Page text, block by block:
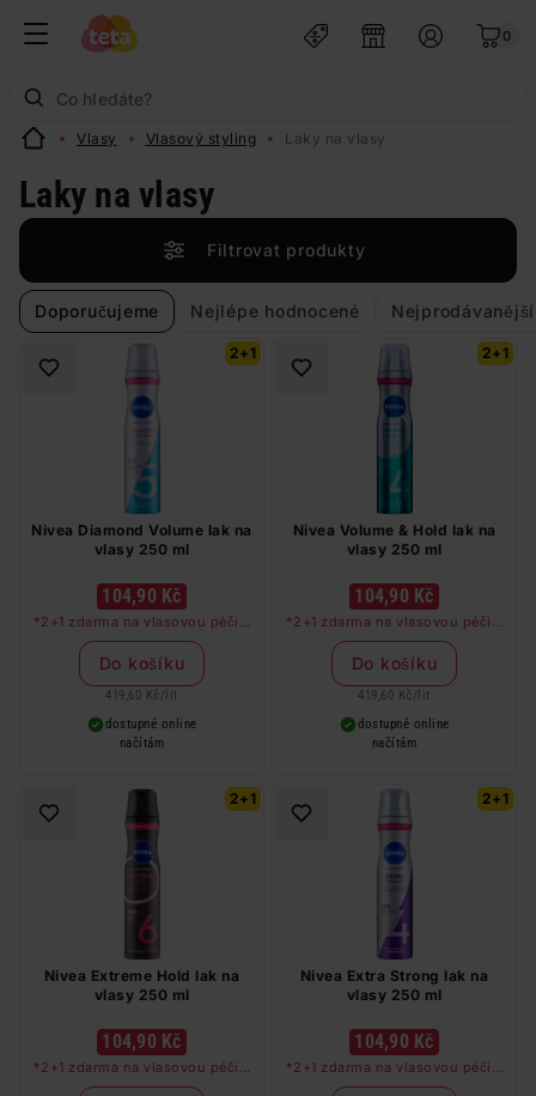
0
Vlasy Vlasový styling Laky na vlasy
Laky na vlasy
Filtrovat produkty
Doporučujeme Nejlépe hodnocené Nejprodávanější
2+1
Nivea Diamond Volume lak na
vlasy 250 ml
104,90 Kč
*2+1 zdarma na vlasovou péči v
libovolné kombinaci, nejlevnější
produkt zdarma. Neplatí na
barvy na vlasy a cestovní balení.
Do košíku
419,60 Kč / lit
dostupné online
načítám
2+1
Nivea Volume & Hold lak na
vlasy 250 ml
104,90 Kč
*2+1 zdarma na vlasovou péči v
libovolné kombinaci, nejlevnější
produkt zdarma. Neplatí na
barvy na vlasy a cestovní balení.
Do košíku
419,60 Kč / lit
dostupné online
načítám
2+1
Nivea Extreme Hold lak na
vlasy 250 ml
104,90 Kč
*2+1 zdarma na vlasovou péči v
libovolné kombinaci, nejlevnější
2+1
Nivea Extra Strong lak na
vlasy 250 ml
104,90 Kč
*2+1 zdarma na vlasovou péči v
libovolné kombinaci, nejlevnější